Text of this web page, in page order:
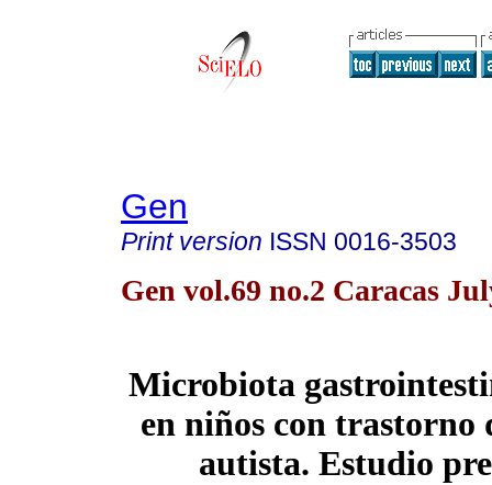
Gen
Print version ISSN 0016-3503
Gen vol.69 no.2 Caracas
Microbiota
en niños con trastorno
autista. Estudio